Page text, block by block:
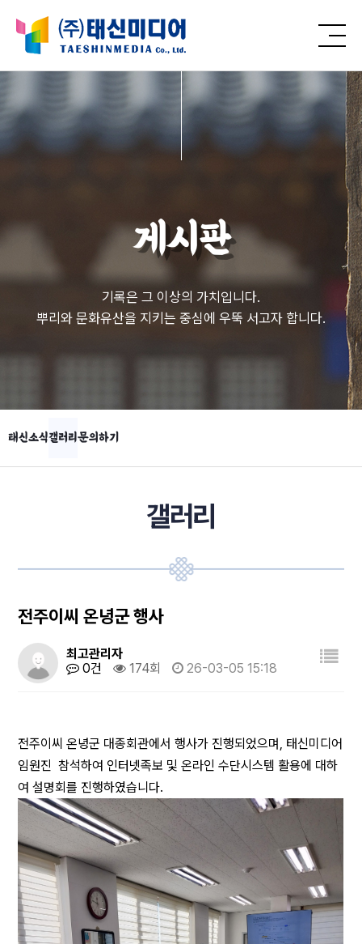
게시판
기록은 그 이상의 가치입니다.
뿌리와 문화유산을 지키는 중심에 우뚝 서고자 합니다.
태신소식갤러리문의하기
갤러리
전주이씨 온녕군 행사
최고관리자
0건
174회 26-03-05 15:18
전주이씨 온녕군 대종회관에서 행사가 진행되었으며, 태신미디어
임원진 참석하여 인터넷족보 및 온라인 수단시스템 활용에 대하
여 설명회를 진행하였습니다.